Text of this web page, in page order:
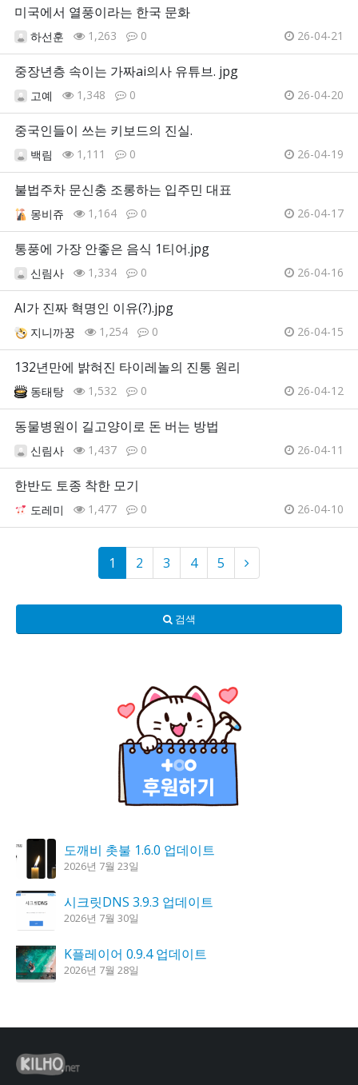
미국에서 열풍이라는 한국 문화
하선훈 1,263 0 26-04-21
중장년층 속이는 가짜ai의사 유튜브. jpg
고예 1,348 0 26-04-20
중국인들이 쓰는 키보드의 진실.
백림 1,111 0 26-04-19
불법주차 문신충 조롱하는 입주민 대표
몽비쥬 1,164 0 26-04-17
통풍에 가장 안좋은 음식 1티어.jpg
신림사 1,334 0 26-04-16
AI가 진짜 혁명인 이유(?).jpg
지니까꿍 1,254 0 26-04-15
132년만에 밝혀진 타이레놀의 진통 원리
동태탕 1,532 0 26-04-12
동물병원이 길고양이로 돈 버는 방법
신림사 1,437 0 26-04-11
한반도 토종 착한 모기
도레미 1,477 0 26-04-10
1 2 3 4 5
검색
도깨비 촛불 1.6.0 업데이트
2026년 7월 23일
시크릿DNS 3.9.3 업데이트
2026년 7월 30일
K플레이어 0.9.4 업데이트
2026년 7월 28일
꿈의세계 1.3.0 – 꿈해몽, 꿈풀이
2026년 7월 30일